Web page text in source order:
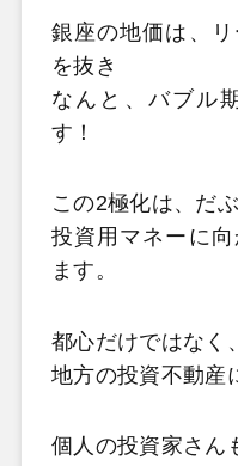
銀座の地価は、
を抜き
なんと、バブル
す！
この2極化は、だ
投資用マネーに
ます。
都心だけではなく、
地方の投資不動産
個人の投資家さん